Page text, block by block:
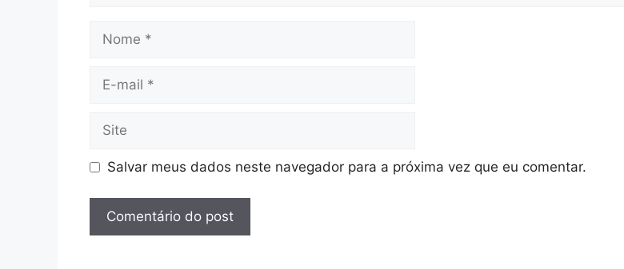
Nome
Site
Salvar meus dados neste navegador para a próxima vez que eu comentar.